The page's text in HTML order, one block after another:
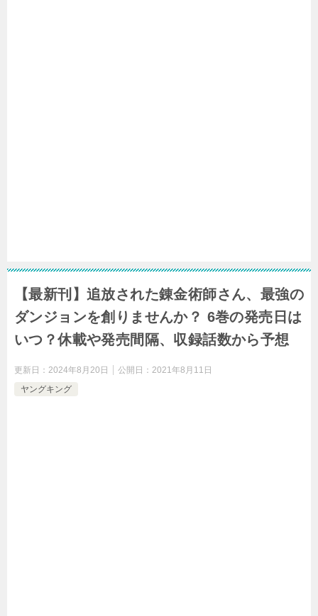
【最新刊】追放された錬金術師さん、最強の
ダンジョンを創りませんか？ 6巻の発売日は
いつ？休載や発売間隔、収録話数から予想
更新日： 2024年8月20日 公開日： 2021年8月11日
ヤングキング